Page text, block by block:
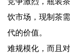
饮市场，现制茶
代的价值。
难规模化，而且